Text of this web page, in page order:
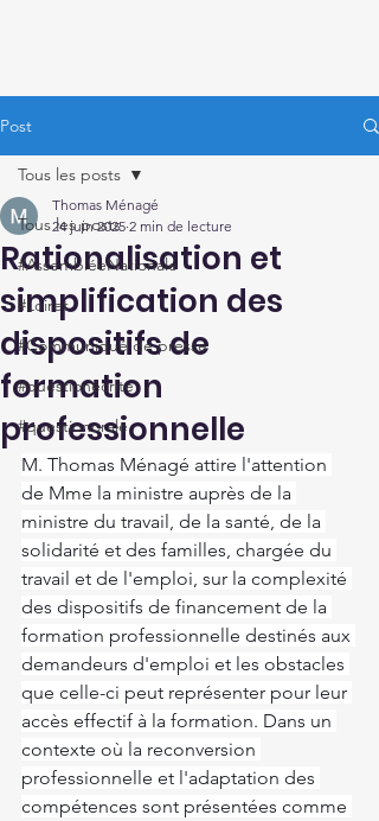
Post
Tous les posts
#AssembléeNationale
#Loiret
#Communiqué de presse
#questionécrite
#questionorale
Tous les posts
Rationalisation et
simplification des
dispositifs de
formation
professionnelle
Thomas Ménagé
24 juin 2025 2 min de lecture
M. Thomas Ménagé attire l'attention
de Mme la ministre auprès de la
ministre du travail, de la santé, de la
solidarité et des familles, chargée du
travail et de l'emploi, sur la complexité
des dispositifs de financement de la
formation professionnelle destinés aux
demandeurs d'emploi et les obstacles
que celle-ci peut représenter pour leur
accès effectif à la formation. Dans un
contexte où la reconversion
professionnelle et l'adaptation des
compétences sont présentées comme